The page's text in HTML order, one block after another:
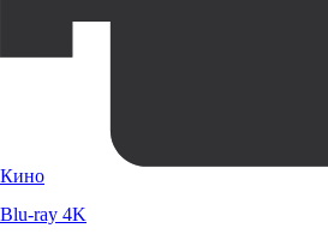
Кино
Blu-ray 4K